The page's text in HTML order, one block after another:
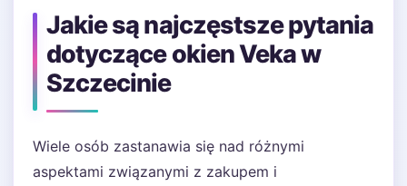
Jakie są najczęstsze pytania
dotyczące okien Veka w
Szczecinie
Wiele osób zastanawia się nad różnymi
aspektami związanymi z zakupem i